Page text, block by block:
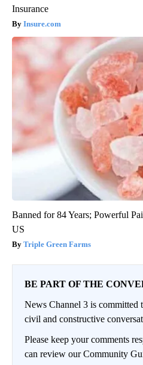
Insurance
Insure.com
Banned for 84 Years; Powerful
US
Triple Green Farms
BE PART OF THE
News Channel 3 is
civil and constructive
Please keep your comments
can review our Community